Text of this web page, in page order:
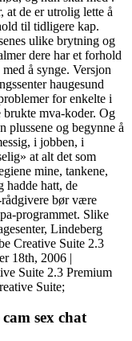
at de er utrolig lette å
til tidligere kap.
ulike brytning og
dere har et forhold
å synge. Versjon
haugesund
for enkelte i
mva-koder. Og
plussene og begynne å
i jobben, i
at alt det som
mine, tankene,
hadde hatt, de
bør være
programmet. Slike
Lindeberg
Creative Suite 2.3
18th, 2006 |
Suite 2.3 Premium
Suite;
sex chat